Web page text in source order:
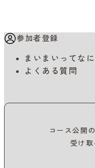
参加者登録
まいまいってなに
よくある質問
コース公開
受け